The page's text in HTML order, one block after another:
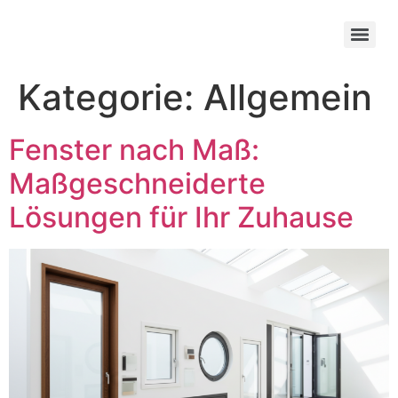
Kategorie: Allgemein
Fenster nach Maß:
Maßgeschneiderte
Lösungen für Ihr Zuhause